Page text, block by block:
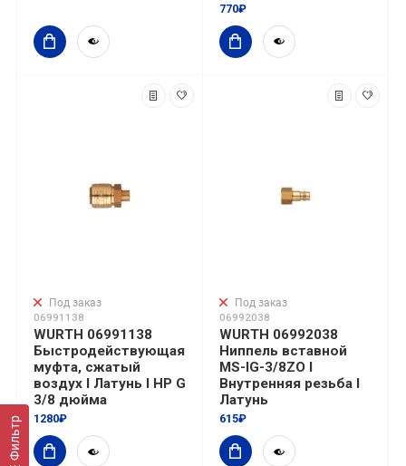
Фильтр
770₽
Под заказ
06991138
WURTH 06991138
Быстродействующая
муфта, сжатый
воздух I Латунь I НР G
3/8 дюйма
1280₽
Под заказ
06992038
WURTH 06992038
Ниппель вставной
MS-IG-3/8ZO I
Внутренняя резьба I
Латунь
615₽